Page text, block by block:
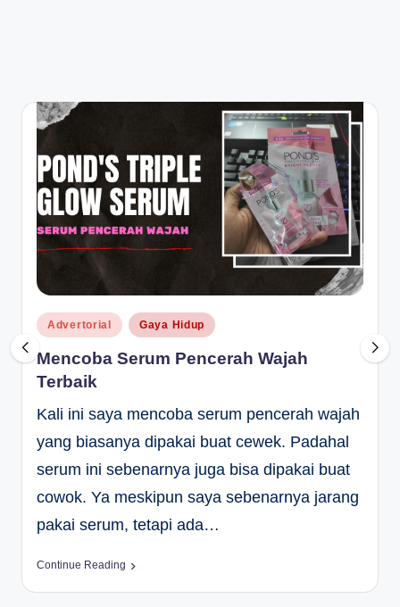
Posted
in
Advertorial Gaya Hidup
Mencoba Serum Pencerah Wajah
Terbaik
Kali ini saya mencoba serum pencerah wajah
yang biasanya dipakai buat cewek. Padahal
serum ini sebenarnya juga bisa dipakai buat
cowok. Ya meskipun saya sebenarnya jarang
pakai serum, tetapi ada…
Continue Reading